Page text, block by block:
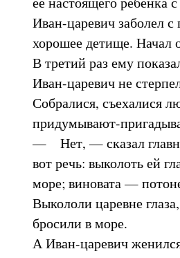
Иван-царевич заболел с
хорошее детище. Начал
В третий раз ему
Иван-царевич не
Собралися, съехалися
придумывают-
— Нет, — сказал
вот речь: выколоть ей
море; виновата —
Выкололи царевне
бросили в море.
А Иван-царевич